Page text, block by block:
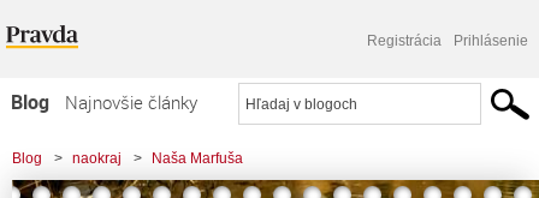
Registrácia Prihlásenie
Blog
Najnovšie články
Najčítanejšie články
Blog > naokraj > Naša Marfuša